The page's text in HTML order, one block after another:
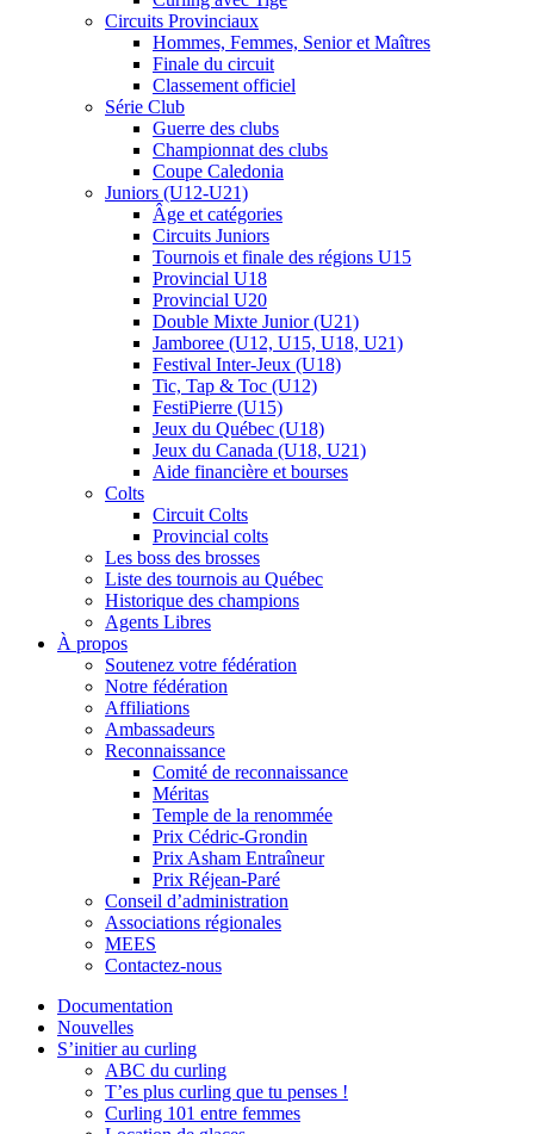
Circuits Provinciaux
Hommes, Femmes, Senior et Maîtres
Finale du circuit
Classement officiel
Série Club
Guerre des clubs
Championnat des clubs
Coupe Caledonia
Juniors (U12-U21)
Âge et catégories
Circuits Juniors
Tournois et finale des régions U15
Provincial U18
Provincial U20
Double Mixte Junior (U21)
Jamboree (U12, U15, U18, U21)
Festival Inter-Jeux (U18)
Tic, Tap & Toc (U12)
FestiPierre (U15)
Jeux du Québec (U18)
Jeux du Canada (U18, U21)
Aide financière et bourses
Colts
Circuit Colts
Provincial colts
Les boss des brosses
Liste des tournois au Québec
Historique des champions
Agents Libres
À propos
Soutenez votre fédération
Notre fédération
Affiliations
Ambassadeurs
Reconnaissance
Comité de reconnaissance
Méritas
Temple de la renommée
Prix Cédric-Grondin
Prix Asham Entraîneur
Prix Réjean-Paré
Conseil d’administration
Associations régionales
MEES
Contactez-nous
Documentation
Nouvelles
S’initier au curling
ABC du curling
T’es plus curling que tu penses !
Curling 101 entre femmes